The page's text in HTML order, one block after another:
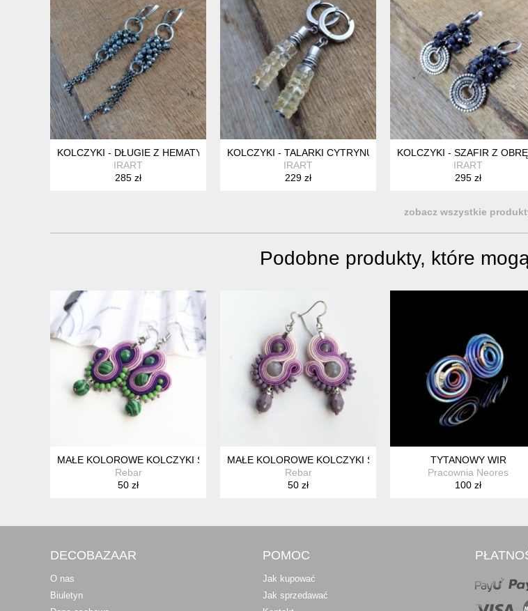
KOLCZYKI - DŁUGIE Z HEMATYTU
IRART
285 zł
KOLCZYKI - TALARKI CYTRYNU
IRART
229 zł
KOLCZYKI - SZAFIR Z
IRART
295 zł
zobacz wszystkie
Podobne produkty, które
MAŁE KOLOROWE KOLCZYKI SUTASZ FIOLETOWO-ZIELONE
Rebar
50 zł
MAŁE KOLOROWE KOLCZYKI SUTASZ SZARO-LILIOWE
Rebar
50 zł
TYTANOWY WIR
Pracownia Neores
100 zł
DECOBAZAAR
O nas
Biuletyn
POMOC
Jak kupować
Jak sprzedawać